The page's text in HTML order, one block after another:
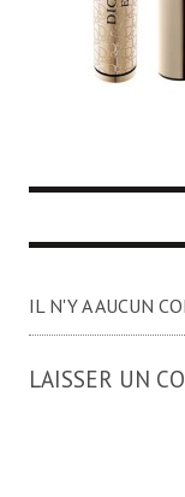
IL N'Y A AUCUN
LAISSER UN